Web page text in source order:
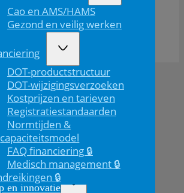
Cao en AMS/HAMS
Gezond en veilig werken
DOT-productstructuur
DOT-wijzigingsverzoeken
Kostprijzen en tarieven
Registratiestandaarden
Normtijden &
capaciteitsmodel
FAQ financiering 🔒
Medisch management 🔒
🔒
en innovatie
advies aan patiënten.
te nemen met jouw huisarts of behandelend arts.
Vereniging voor Kindergeneeskunde